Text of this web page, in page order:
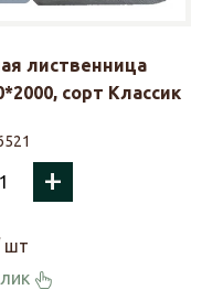
лиственница
сорт Классик
+
шт